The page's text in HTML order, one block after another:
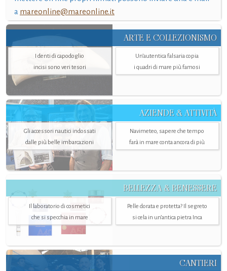
a mareonline@mareonline.it
ARTE E COLLEZIONISMO
I denti di capodoglio
incisi sono veri tesori
Un’autentica falsaria copia
i quadri di mare più famosi
AZIENDE & ATTIVITÀ
Gli accessori nautici indossati
dalle più belle imbarcazioni
Navimeteo, sapere che tempo
farà in mare conta ancora di più
BELLEZZA & BENESSERE
Il laboratorio di cosmetici
che si specchia in mare
Pelle dorata e protetta? Il segreto
si cela in un’antica pietra Inca
CANTIERI